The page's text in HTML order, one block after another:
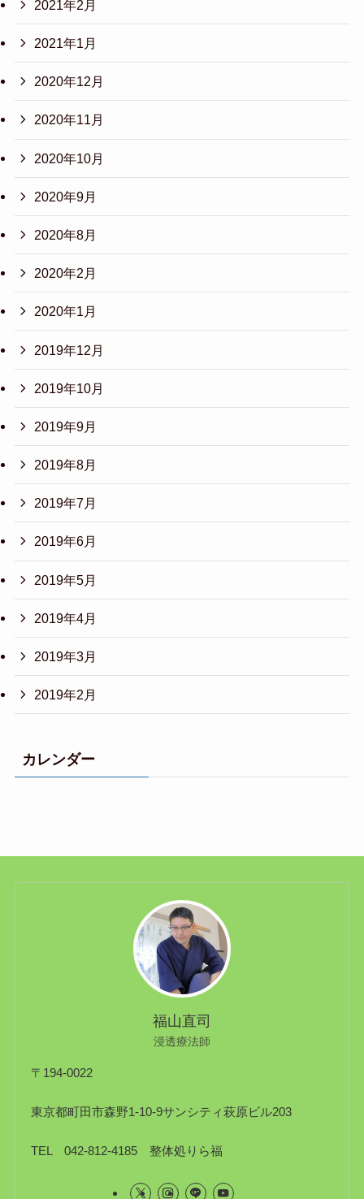
2021年2月
2021年1月
2020年12月
2020年11月
2020年10月
2020年9月
2020年8月
2020年2月
2020年1月
2019年12月
2019年10月
2019年9月
2019年8月
2019年7月
2019年6月
2019年5月
2019年4月
2019年3月
2019年2月
カレンダー
福山直司
浸透療法師
〒194-0022
東京都町田市森野1-10-9サンシティ萩原ビル203
TEL 042-812-4185 整体処りら福